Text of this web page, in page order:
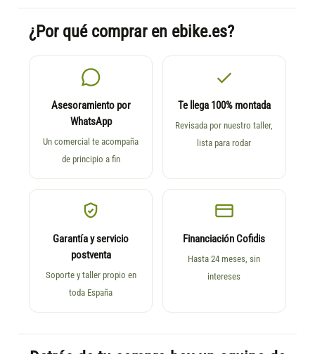
¿Por qué comprar en ebike.es?
Asesoramiento por
WhatsApp
Un comercial te acompaña
de principio a fin
Te llega 100% montada
Revisada por nuestro taller,
lista para rodar
Garantía y servicio
postventa
Soporte y taller propio en
toda España
Financiación Cofidis
Hasta 24 meses, sin
intereses